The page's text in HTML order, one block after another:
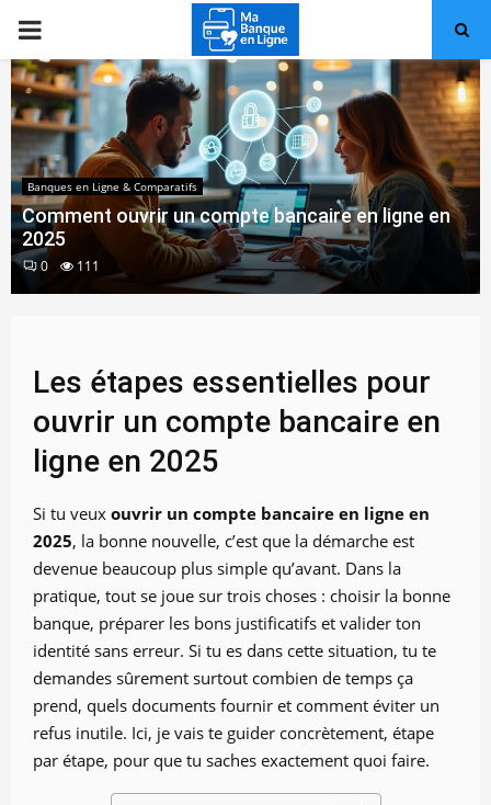
PRIMARY
MENU
Banques en Ligne & Comparatifs
Comment ouvrir un compte bancaire en ligne en
2025
0 111
Les étapes essentielles pour
ouvrir un compte bancaire en
ligne en 2025
Si tu veux ouvrir un compte bancaire en ligne en
2025, la bonne nouvelle, c’est que la démarche est
devenue beaucoup plus simple qu’avant. Dans la
pratique, tout se joue sur trois choses : choisir la bonne
banque, préparer les bons justificatifs et valider ton
identité sans erreur. Si tu es dans cette situation, tu te
demandes sûrement surtout combien de temps ça
prend, quels documents fournir et comment éviter un
refus inutile. Ici, je vais te guider concrètement, étape
par étape, pour que tu saches exactement quoi faire.